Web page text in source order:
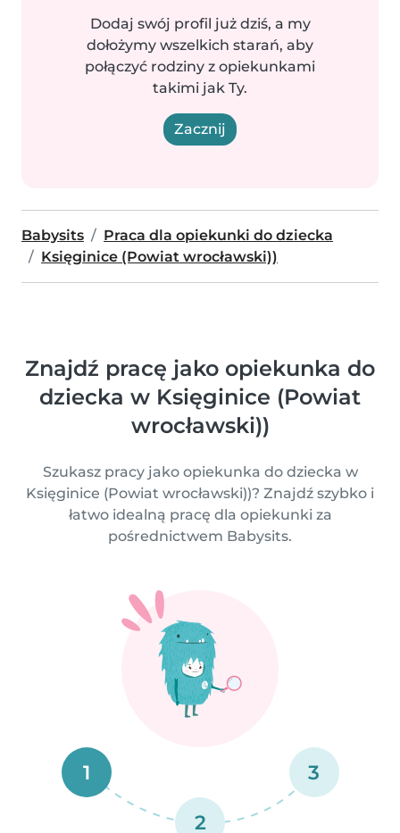
Dodaj swój profil już dziś, a my
dołożymy wszelkich starań, aby
połączyć rodziny z opiekunkami
takimi jak Ty.
Zacznij
Babysits
Praca dla opiekunki do dziecka
Księginice (Powiat wrocławski))
Znajdź pracę jako opiekunka do
dziecka w Księginice (Powiat
wrocławski))
Szukasz pracy jako opiekunka do dziecka w
Księginice (Powiat wrocławski))? Znajdź szybko i
łatwo idealną pracę dla opiekunki za
pośrednictwem Babysits.
1
2
3